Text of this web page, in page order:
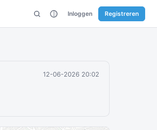
Inloggen Registreren
12-06-2026 20:02